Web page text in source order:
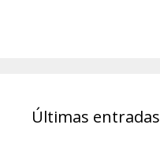
Últimas entradas